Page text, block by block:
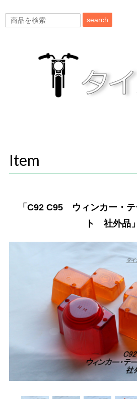
search
Item
「C92 C95 ウィンカー・
ト 社外品」